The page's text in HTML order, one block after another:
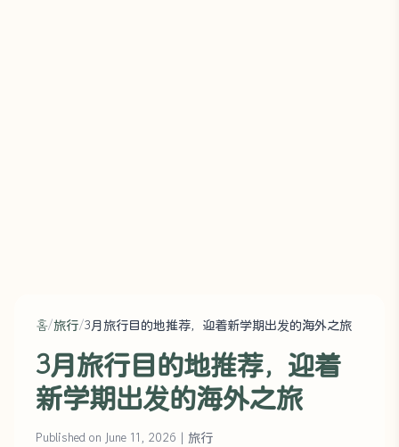
홈/旅行/3月旅行目的地推荐，迎着新学期出发的海外之旅
3月旅行目的地推荐，迎着
新学期出发的海外之旅
Published on June 11, 2026 | 旅行